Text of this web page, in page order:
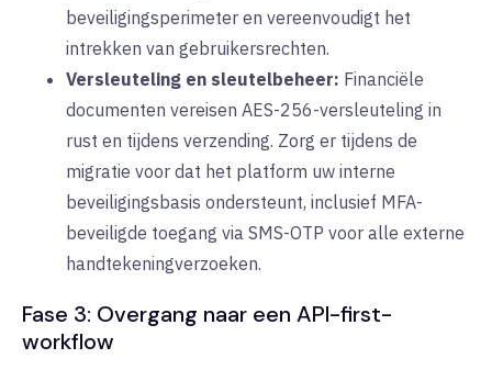
beveiligingsperimeter en vereenvoudigt het
intrekken van gebruikersrechten.
Versleuteling en sleutelbeheer: Financiële
documenten vereisen AES-256-versleuteling in
rust en tijdens verzending. Zorg er tijdens de
migratie voor dat het platform uw interne
beveiligingsbasis ondersteunt, inclusief MFA-
beveiligde toegang via SMS-OTP voor alle externe
handtekeningverzoeken.
Fase 3: Overgang naar een API-first-
workflow